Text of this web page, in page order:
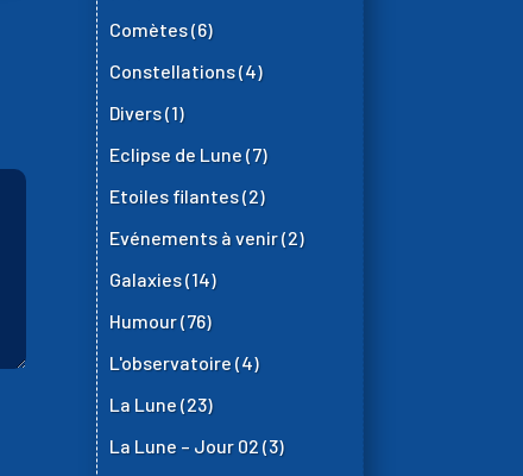
Comètes(6)
Constellations(4)
Divers(1)
Eclipse de Lune(7)
Etoiles filantes(2)
Evénements à venir(2)
Galaxies(14)
Humour(76)
L'observatoire(4)
La Lune(23)
La Lune – Jour 02(3)